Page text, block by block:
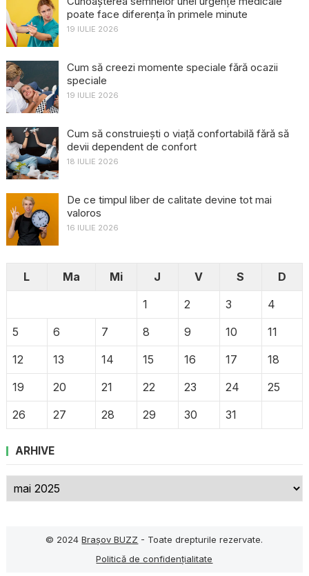
poate face diferența în primele minute
19 IULIE 2026
Cum să creezi momente speciale fără ocazii
speciale
19 IULIE 2026
Cum să construiești o viață confortabilă fără să
devii dependent de confort
18 IULIE 2026
De ce timpul liber de calitate devine tot mai
valoros
16 IULIE 2026
L Ma Mi J V S
D
1
2 3
4
5
6 7 8 9 10
11
12
13 14 15 16 17
18
19
20 21 22 23 24
25
26
27 28 29 30 31
ARHIVE
Arhive
© 2024Brașov BUZZ - Toate drepturile rezervate.
Politică de confidențialitate